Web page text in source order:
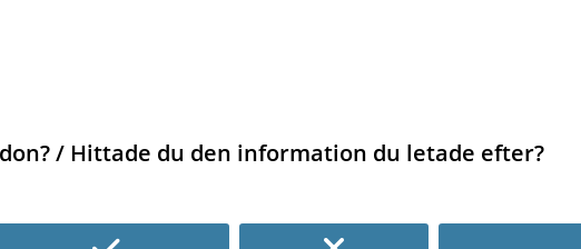
/ Hittade du den information du letade efter?